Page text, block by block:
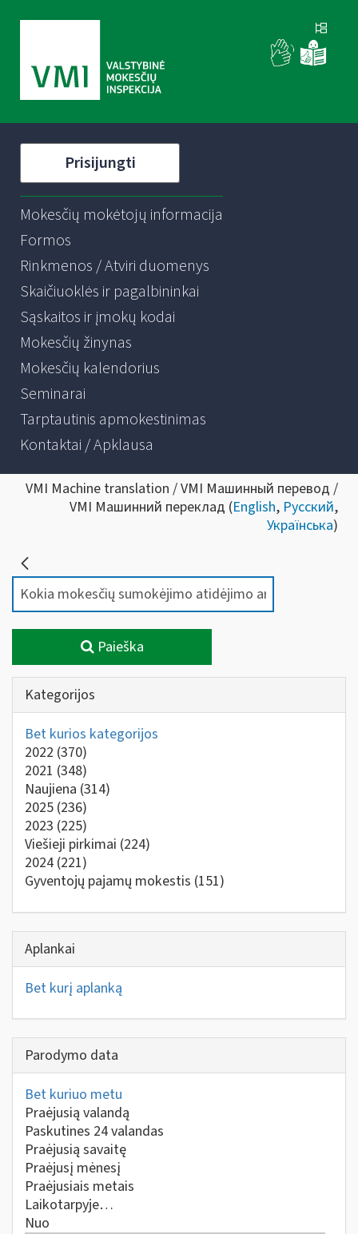
Prisijungti
Mokesčių mokėtojų informacija
Formos
Rinkmenos / Atviri duomenys
Skaičiuoklės ir pagalbininkai
Sąskaitos ir įmokų kodai
Mokesčių žinynas
Mokesčių kalendorius
Seminarai
Tarptautinis apmokestinimas
Kontaktai / Apklausa
VMI Machine translation / VMI Машинный перевод /
VMI Машинний переклад (English, Русский,
Українська)
Paieška
Kategorijos
Bet kurios kategorijos
2022 (370)
2021 (348)
Naujiena (314)
2025 (236)
2023 (225)
Viešieji pirkimai (224)
2024 (221)
Gyventojų pajamų mokestis (151)
Aplankai
Bet kurį aplanką
Parodymo data
Bet kuriuo metu
Praėjusią valandą
Paskutines 24 valandas
Praėjusią savaitę
Praėjusį mėnesį
Praėjusiais metais
Laikotarpyje…
Nuo